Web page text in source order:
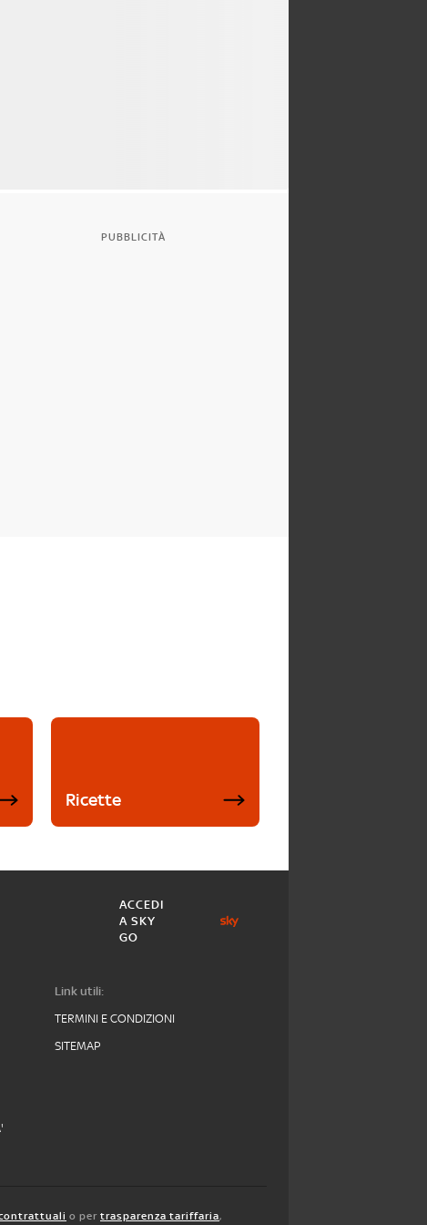
PUBBLICITÀ
Ricette
ACCEDI
A SKY
GO
Link utili:
TERMINI E CONDIZIONI
SITEMAP
o per trasparenza tariffaria,